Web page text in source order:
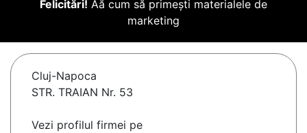
Felicitări! Aă cum să primești materialele de
marketing
Cluj-Napoca
STR. TRAIAN Nr. 53
Vezi profilul firmei pe